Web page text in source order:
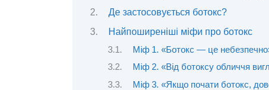
Де застосовується ботокс?
Найпоширеніші міфи про ботокс
Міф 1. «Ботокс — це
Міф 2. «Від ботоксу обличчя
Міф 3. «Якщо почати ботокс,